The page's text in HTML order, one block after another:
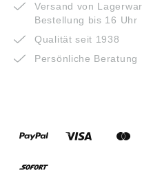
Versand von
Bestellung bis 16 Uhr
Qualität seit 1938
Persönliche Beratung